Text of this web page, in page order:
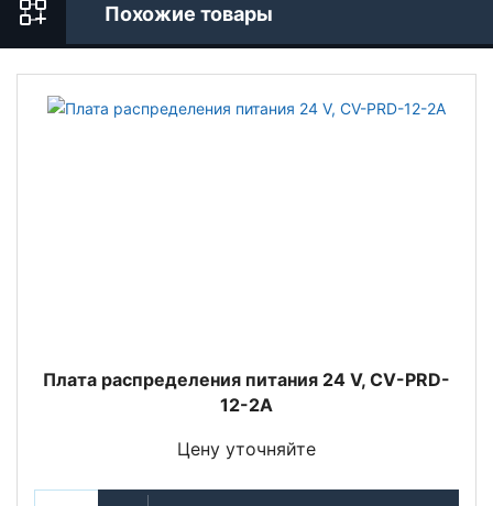
Похожие товары
Плата распределения питания 24 V, CV-PRD-
12-2A
Цену уточняйте